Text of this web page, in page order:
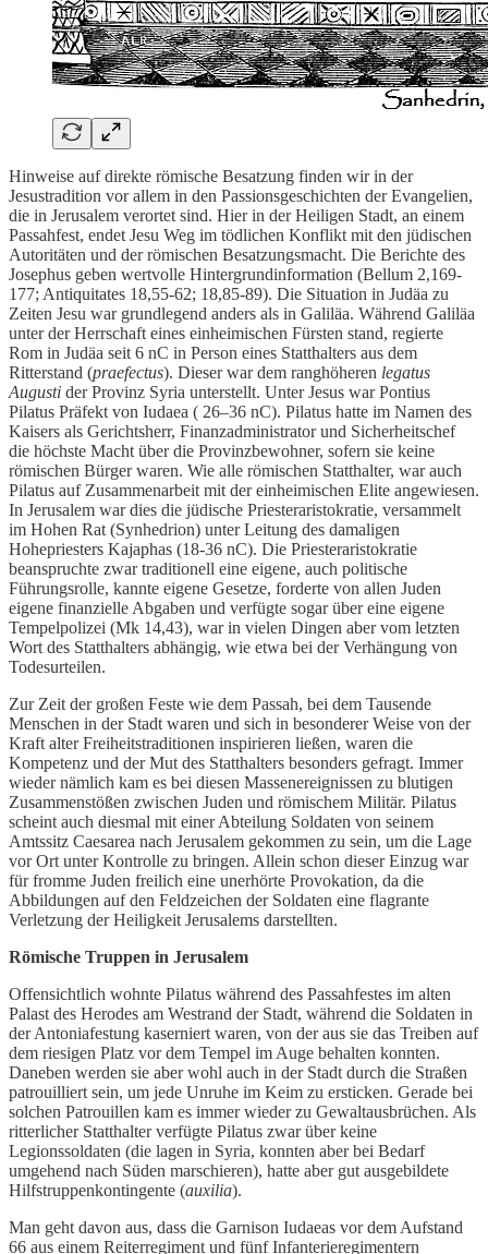
Hinweise auf direkte römische Besatzung finden wir in der
Jesustradition vor allem in den Passionsgeschichten der Evangelien,
die in Jerusalem verortet sind. Hier in der Heiligen Stadt, an einem
Passahfest, endet Jesu Weg im tödlichen Konflikt mit den jüdischen
Autoritäten und der römischen Besatzungsmacht. Die Berichte des
Josephus geben wertvolle Hintergrundinformation (Bellum 2,169-
177; Antiquitates 18,55-62; 18,85-89). Die Situation in Judäa zu
Zeiten Jesu war grundlegend anders als in Galiläa. Während Galiläa
unter der Herrschaft eines einheimischen Fürsten stand, regierte
Rom in Judäa seit 6 nC in Person eines Statthalters aus dem
Ritterstand (praefectus). Dieser war dem ranghöheren legatus
Augusti der Provinz Syria unterstellt. Unter Jesus war Pontius
Pilatus Präfekt von Iudaea ( 26–36 nC). Pilatus hatte im Namen des
Kaisers als Gerichtsherr, Finanzadministrator und Sicherheitschef
die höchste Macht über die Provinzbewohner, sofern sie keine
römischen Bürger waren. Wie alle römischen Statthalter, war auch
Pilatus auf Zusammenarbeit mit der einheimischen Elite angewiesen.
In Jerusalem war dies die jüdische Priesteraristokratie, versammelt
im Hohen Rat (Synhedrion) unter Leitung des damaligen
Hohepriesters Kajaphas (18-36 nC). Die Priesteraristokratie
beanspruchte zwar traditionell eine eigene, auch politische
Führungsrolle, kannte eigene Gesetze, forderte von allen Juden
eigene finanzielle Abgaben und verfügte sogar über eine eigene
Tempelpolizei (Mk 14,43), war in vielen Dingen aber vom letzten
Wort des Statthalters abhängig, wie etwa bei der Verhängung von
Todesurteilen.
Zur Zeit der großen Feste wie dem Passah, bei dem Tausende
Menschen in der Stadt waren und sich in besonderer Weise von der
Kraft alter Freiheitstraditionen inspirieren ließen, waren die
Kompetenz und der Mut des Statthalters besonders gefragt. Immer
wieder nämlich kam es bei diesen Massenereignissen zu blutigen
Zusammenstößen zwischen Juden und römischem Militär. Pilatus
scheint auch diesmal mit einer Abteilung Soldaten von seinem
Amtssitz Caesarea nach Jerusalem gekommen zu sein, um die Lage
vor Ort unter Kontrolle zu bringen. Allein schon dieser Einzug war
für fromme Juden freilich eine unerhörte Provokation, da die
Abbildungen auf den Feldzeichen der Soldaten eine flagrante
Verletzung der Heiligkeit Jerusalems darstellten.
Römische Truppen in Jerusalem
Offensichtlich wohnte Pilatus während des Passahfestes im alten
Palast des Herodes am Westrand der Stadt, während die Soldaten in
der Antoniafestung kaserniert waren, von der aus sie das Treiben auf
dem riesigen Platz vor dem Tempel im Auge behalten konnten.
Daneben werden sie aber wohl auch in der Stadt durch die Straßen
patrouilliert sein, um jede Unruhe im Keim zu ersticken. Gerade bei
solchen Patrouillen kam es immer wieder zu Gewaltausbrüchen. Als
ritterlicher Statthalter verfügte Pilatus zwar über keine
Legionssoldaten (die lagen in Syria, konnten aber bei Bedarf
umgehend nach Süden marschieren), hatte aber gut ausgebildete
Hilfstruppenkontingente (auxilia).
Man geht davon aus, dass die Garnison Iudaeas vor dem Aufstand
66 aus einem Reiterregiment und fünf Infanterieregimentern